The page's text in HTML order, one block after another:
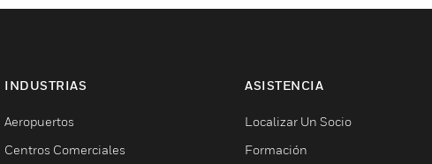
INDUSTRIAS
Aeropuertos
Centros Comerciales
ASISTENCIA
Localizar Un Socio
Formación